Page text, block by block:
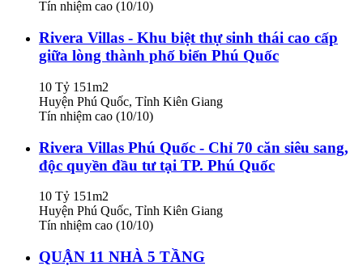
Tín nhiệm cao (10/10)
Rivera Villas - Khu biệt thự sinh thái cao cấp
giữa lòng thành phố biển Phú Quốc
10 Tỷ 151m2
Huyện Phú Quốc, Tỉnh Kiên Giang
Tín nhiệm cao (10/10)
Rivera Villas Phú Quốc - Chỉ 70 căn siêu sang,
độc quyền đầu tư tại TP. Phú Quốc
10 Tỷ 151m2
Huyện Phú Quốc, Tỉnh Kiên Giang
Tín nhiệm cao (10/10)
QUẬN 11 NHÀ 5 TẦNG